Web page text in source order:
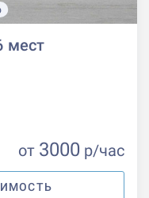
мест
от 3000 р/час